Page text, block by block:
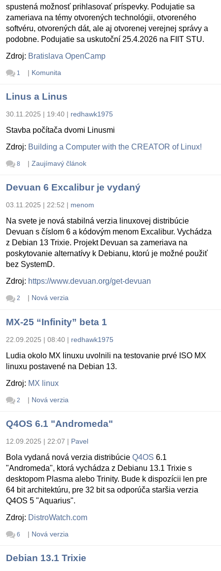
spustená možnosť prihlasovať príspevky. Podujatie sa
zameriava na témy otvorených technológii, otvoreného
softvéru, otvorených dát, ale aj otvorenej verejnej správy a
podobne. Podujatie sa uskutoční 25.4.2026 na FIIT STU.
Zdroj: Bratislava OpenCamp
1 | Komunita
Linus a Linus
30.11.2025 | 19:40 | redhawk1975
Stavba počítača dvomi Linusmi
Zdroj: Building a Computer with the CREATOR of Linux!
8 | Zaujímavý článok
Devuan 6 Excalibur je vydaný
03.11.2025 | 22:52 | menom
Na svete je nová stabilná verzia linuxovej distribúcie
Devuan s číslom 6 a kódovým menom Excalibur. Vychádza
z Debian 13 Trixie. Projekt Devuan sa zameriava na
poskytovanie alternatívy k Debianu, ktorú je možné použiť
bez SystemD.
Zdroj: https://www.devuan.org/get-devuan
2 | Nová verzia
MX-25 “Infinity” beta 1
22.09.2025 | 08:40 | redhawk1975
Ludia okolo MX linuxu uvolnili na testovanie prvé ISO MX
linuxu postavené na Debian 13.
Zdroj: MX linux
2 | Nová verzia
Q4OS 6.1 "Andromeda"
12.09.2025 | 22:07 | Pavel
Bola vydaná nová verzia distribúcie Q4OS 6.1
"Andromeda", ktorá vychádza z Debianu 13.1 Trixie s
desktopom Plasma alebo Trinity. Bude k dispozícii len pre
64 bit architektúru, pre 32 bit sa odporúča staršia verzia
Q4OS 5 "Aquarius".
Zdroj: DistroWatch.com
6 | Nová verzia
Debian 13.1 Trixie